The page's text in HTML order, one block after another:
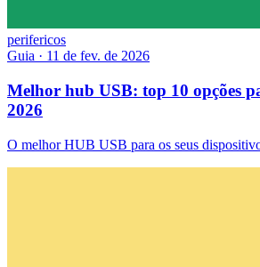
perifericos
Guia · 11 de fev. de 2026
Melhor hub USB: top 10 opções
2026
O melhor HUB USB para os seus